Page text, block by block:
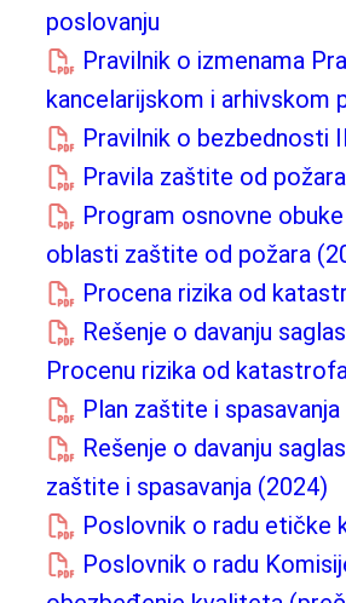
poslovanju
Pravilnik o izmenama
kancelarijskom i arhivskom
Pravilnik o bezbednosti
Pravila zaštite od
Program osnovne
oblasti zaštite od požara
Procena rizika od
Rešenje o davanju
Procenu rizika od
Plan zaštite i
Rešenje o davanju
zaštite i spasavanja (2024)
Poslovnik o radu etičke
Poslovnik o radu